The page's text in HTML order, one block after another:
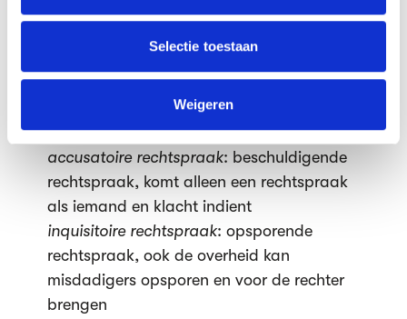
informatie die je aan ze hebt verstrekt of die ze hebben
verzameld op basis van jouw gebruik van hun services.
We werken samen met63 derdendie uw gegevens
kunnen ontvangen en verwerken.
Selectie toestaan
Weigeren
advocaat
informatie en advies bij kleinere zaken
: bureau voor gratis juridisch
advies
accusatoire rechtspraak: beschuldigende
rechtspraak, komt alleen een rechtspraak
als iemand en klacht indient
inquisitoire rechtspraak: opsporende
rechtspraak, ook de overheid kan
misdadigers opsporen en voor de rechter
brengen